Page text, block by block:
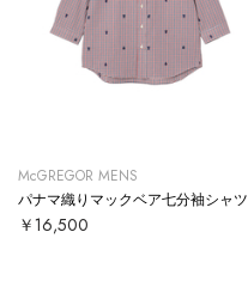
McGREGOR MENS
パナマ織りマックベア七分袖シャツ
￥16,500